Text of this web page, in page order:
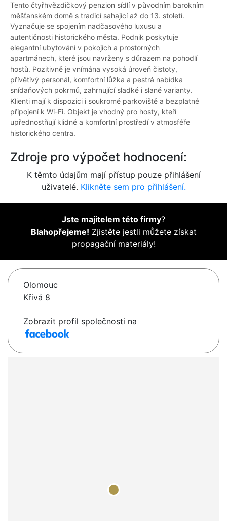
Tento čtyřhvězdičkový penzion sídlí v původním barokním
měšťanském domě s tradicí sahající až do 13. století.
Vyznačuje se spojením nadčasového luxusu a
autentičnosti historického města. Podnik poskytuje
elegantní ubytování v pokojích a prostorných
apartmánech, které jsou navrženy s důrazem na pohodlí
hostů. Pozitivně je vnímána vysoká úroveň čistoty,
přívětivý personál, komfortní lůžka a pestrá nabídka
snídaňových pokrmů, zahrnující sladké i slané varianty.
Klienti mají k dispozici i soukromé parkoviště a bezplatné
připojení k Wi-Fi. Objekt je vhodný pro hosty, kteří
upřednostňují klidné a komfortní prostředí v atmosféře
historického centra.
Zdroje pro výpočet hodnocení:
K těmto údajům mají přístup pouze přihlášení
uživatelé. Klikněte sem pro přihlášení.
Jste majitelem této firmy?
Blahopřejeme! Zjistěte jestli můžete získat
propagační materiály!
Olomouc
Křivá 8
Zobrazit profil společnosti na